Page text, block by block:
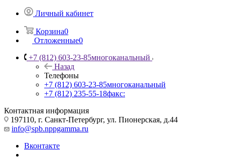
Личный кабинет
Корзина0
Отложенные0
+7 (812) 603-23-85многоканальный
Назад
Телефоны
+7 (812) 603-23-85многоканальный
+7 (812) 235-55-18факс:
Контактная информация
197110, г. Санкт-Петербург, ул. Пионерская, д.44
info@spb.nppgamma.ru
Вконтакте